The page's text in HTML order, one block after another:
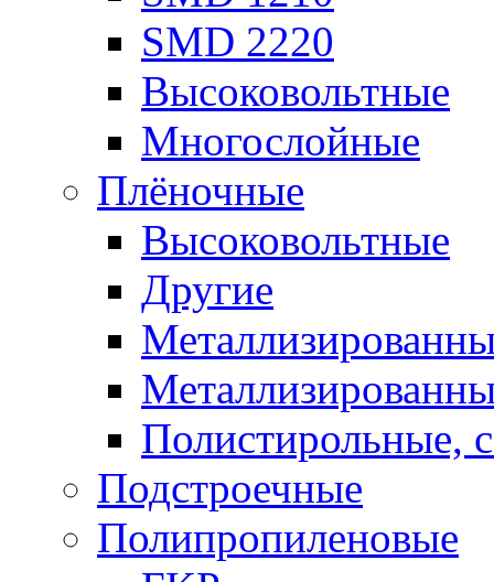
SMD 2220
Высоковольтные
Многослойные
Плёночные
Высоковольтные
Другие
Полистирольные,
Подстроечные
Полипропиленовые